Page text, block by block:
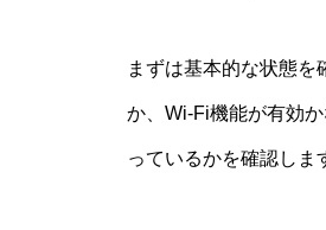
まずは基本的な状態
か、Wi-Fi機能が有効
っているかを確認しま